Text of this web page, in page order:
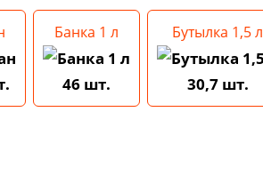
Банка 1 л
46 шт.
Бутылка 1,5 л
30,7 шт.